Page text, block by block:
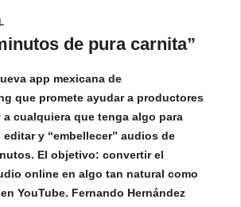
de pura carnita”
app mexicana de
que promete ayudar a productores
cualquiera que tenga algo para
editar y “embellecer” audios de
El objetivo: convertir el
online en algo tan natural como
YouTube. Fernando Hernández